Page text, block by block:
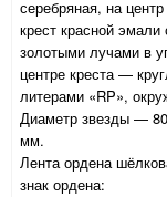
серебряная, на
крест красной
золотыми лучами в
центре креста —
литерами «RP»,
Диаметр звезды —
мм.
Лента ордена
знак ордена: